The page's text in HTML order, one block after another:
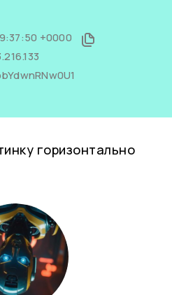
+0000
горизонтально